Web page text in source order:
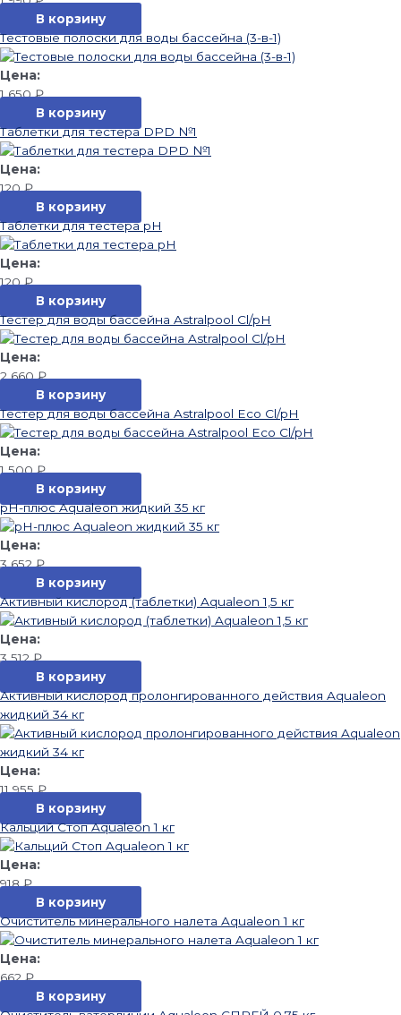
В корзину
Тестовые полоски для воды бассейна (3-в-1)
1 650₽
В корзину
Таблетки для тестера DPD №1
120₽
В корзину
Таблетки для тестера pH
120₽
В корзину
Тестер для воды бассейна Astralpool Cl/pH
2 660₽
В корзину
Тестер для воды бассейна Astralpool Eco Cl/pH
1 500₽
В корзину
pH-плюс Aqualeon жидкий 35 кг
3 652₽
В корзину
Активный кислород (таблетки) Aqualeon 1,5 кг
3 512₽
В корзину
Активный кислород пролонгированного действия Aqualeon
жидкий 34 кг
11 955₽
В корзину
Кальций Стоп Aqualeon 1 кг
918₽
В корзину
Очиститель минерального налета Aqualeon 1 кг
662₽
В корзину